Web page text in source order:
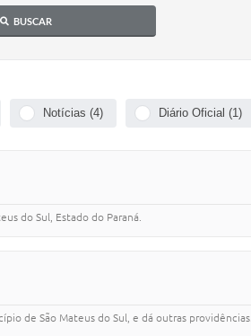
BUSCAR
Notícias (4) Diário Oficial (1)
do Sul, Estado do Paraná.
de São Mateus do Sul, e dá outras providências.